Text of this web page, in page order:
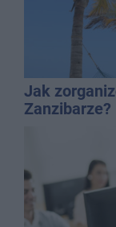
Jak
Zanzibarze?